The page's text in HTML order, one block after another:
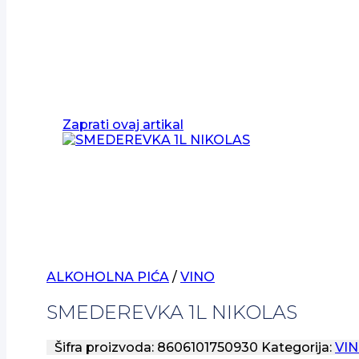
Zaprati ovaj artikal
ALKOHOLNA PIĆA / VINO
SMEDEREVKA 1L NIKOLAS
Šifra proizvoda: 8606101750930 Kategorija: